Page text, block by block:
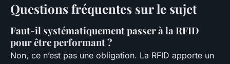
Questions fréquentes sur le sujet
Faut-il systématiquement passer à la RFID
pour être performant ?
Non, ce n’est pas une obligation. La RFID apporte un